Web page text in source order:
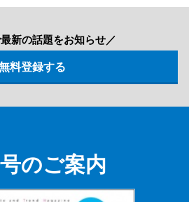
新の話題をお知らせ／
のご案内